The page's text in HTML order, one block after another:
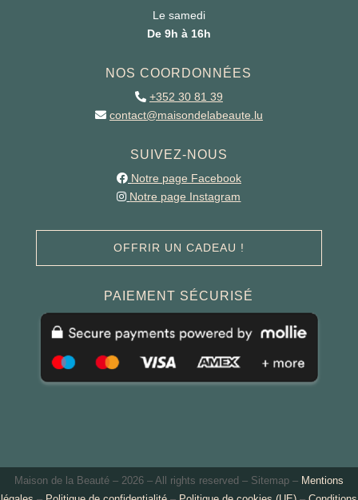
Le samedi
De 9h à 16h
NOS COORDONNÉES
+352 30 81 39
contact@maisondelabeaute.lu
SUIVEZ-NOUS
Notre page Facebook
Notre page Instagram
OFFRIR UN CADEAU !
PAIEMENT SÉCURISÉ
Maison de la Beauté – 2026 – All rights reserved – Sitemap – Mentions